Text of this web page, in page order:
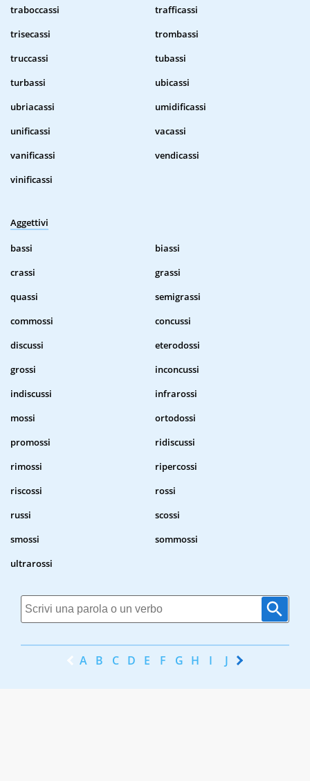
traboccassi
trafficassi
trisecassi
trombassi
truccassi
tubassi
turbassi
ubicassi
ubriacassi
umidificassi
unificassi
vacassi
vanificassi
vendicassi
vinificassi
Aggettivi
bassi
biassi
crassi
grassi
quassi
semigrassi
commossi
concussi
discussi
eterodossi
grossi
inconcussi
indiscussi
infrarossi
mossi
ortodossi
promossi
ridiscussi
rimossi
ripercossi
riscossi
rossi
russi
scossi
smossi
sommossi
ultrarossi
A B C D E F G H I J K